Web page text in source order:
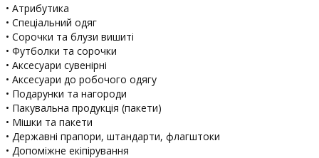
• Атрибутика
• Спеціальний одяг
• Сорочки та блузи вишиті
• Футболки та сорочки
• Аксесуари сувенірні
• Аксесуари до робочого одягу
• Подарунки та нагороди
• Пакувальна продукція (пакети)
• Мішки та пакети
• Державні прапори, штандарти, флагштоки
• Допоміжне екіпірування